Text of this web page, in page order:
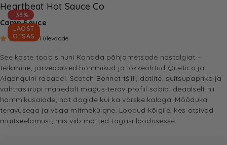
-33%
LAOST
OTSAS
Heartbeat Hot Sauce Co
Camp Sauce
Hinnatud5.00
1 ülevaade
See kaste toob sinuni Kanada põhjametsade nostalgiat –
telkimine, järveäärsed hommikud ja lõkkeõhtud Quetico ja
Algonquini radadel. Scotch Bonnet tšilli, datlite, suitsupaprika ja
vahtrasiirupi mahedalt magus-terav profiil sobib ideaalselt nii
hommikusaiade, hot dogide kui ka värske kalaga. Mõõduka
teravusega ja väga mitmekülgne. Loodud kõigile, kes otsivad
maitseelamust, mis viib mõtted tagasi loodusesse.